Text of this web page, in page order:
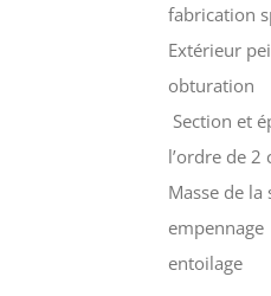
fabrication
Extérieur
obturation
Section et
l’ordre de 2
Masse de
entoilage